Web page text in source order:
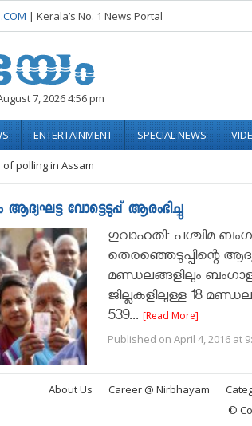
| Kerala’s No. 1 News Portal
7, 2026 4:56 pm
ENTERTAINMENT SPECIAL NEWS
polling in Assam
വോട്ടെടുപ്പ്‌ ആരംഭിച്ചു
ഗുവാഹതി: പശ്ചിമ
തെരഞ്ഞെടുപ്പിന്റെ
മണ്ഡലങ്ങളിലും
ജില്ലകളിലുള്ള 18
539... [Read More]
Published on April 4, 2016 at
About Us Career @ Nirbhayam
©